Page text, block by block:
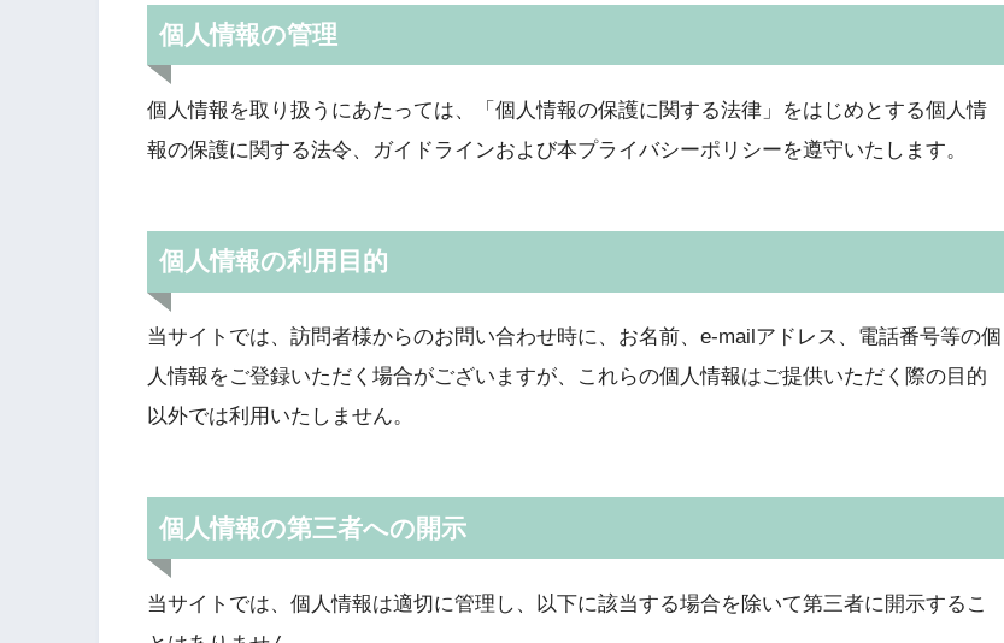
個人情報の管理
個人情報を取り扱うにあたっては、「個人情報の保護に関する法律」をはじめとする個人情
報の保護に関する法令、ガイドラインおよび本プライバシーポリシーを遵守いたします。
個人情報の利用目的
当サイトでは、訪問者様からのお問い合わせ時に、お名前、e-mailアドレス、電話番号等の個
人情報をご登録いただく場合がございますが、これらの個人情報はご提供いただく際の目的
以外では利用いたしません。
個人情報の第三者への開示
当サイトでは、個人情報は適切に管理し、以下に該当する場合を除いて第三者に開示するこ